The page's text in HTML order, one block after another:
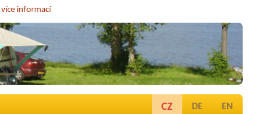
více informací
CZ DE EN